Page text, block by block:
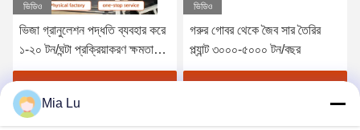
ভিডিও
ভিজা গ্রানুলেশন পদ্ধতি ব্যবহার করে
১-২০ টন/ঘন্টা প্রক্রিয়াকরণ ক্ষমতা
সম্পন্ন জৈব সার গ্রানুল মেশিন এবং
বিদেশী সেবার জন্য প্রকৌশলী
উপলব্ধ
ভিডিও
গরুর গোবর থেকে জৈব সার তৈরির
প্ল্যান্ট ৩০০০-৫০০০ টন/বছর
Mia Lu